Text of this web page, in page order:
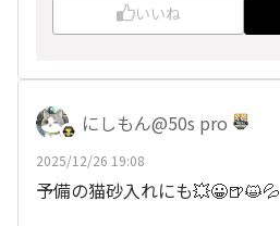
いいね
にしもん@50s pro
2025/12/26 19:08
予備の猫砂入れにも💥😀🍺😺💦